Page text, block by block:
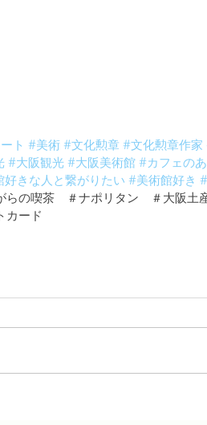
ト #美術 #文化勲章 #文化勲章作家
#大阪観光 #大阪美術館 #カフェの
好きな人と繋がりたい #美術館好き
らの喫茶　＃ナポリタン　＃大阪土
カード